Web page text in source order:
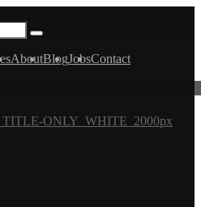
AboutBlogJobsContact